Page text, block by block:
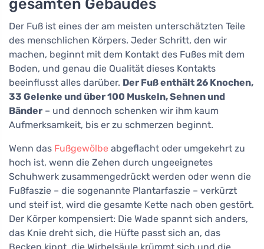
gesamten Gebäudes
Der Fuß ist eines der am meisten unterschätzten Teile
des menschlichen Körpers. Jeder Schritt, den wir
machen, beginnt mit dem Kontakt des Fußes mit dem
Boden, und genau die Qualität dieses Kontakts
beeinflusst alles darüber. Der Fuß enthält 26 Knochen,
33 Gelenke und über 100 Muskeln, Sehnen und
Bänder – und dennoch schenken wir ihm kaum
Aufmerksamkeit, bis er zu schmerzen beginnt.
Wenn das Fußgewölbe abgeflacht oder umgekehrt zu
hoch ist, wenn die Zehen durch ungeeignetes
Schuhwerk zusammengedrückt werden oder wenn die
Fußfaszie – die sogenannte Plantarfaszie – verkürzt
und steif ist, wird die gesamte Kette nach oben gestört.
Der Körper kompensiert: Die Wade spannt sich anders,
das Knie dreht sich, die Hüfte passt sich an, das